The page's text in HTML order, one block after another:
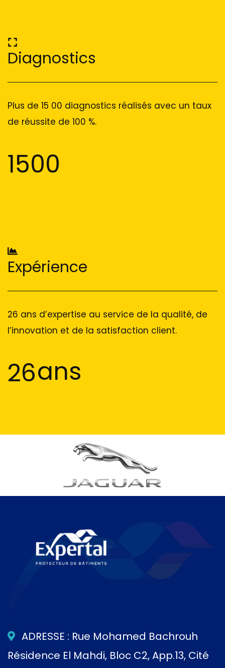
Diagnostics
Plus de 15 00 diagnostics réalisés avec un taux
de réussite de 100 %.
1500
Expérience
26 ans d’expertise au service de la qualité, de
l’innovation et de la satisfaction client.
26ans
ADRESSE : Rue Mohamed Bachrouh
Résidence El Mahdi, Bloc C2, App.13, Cité